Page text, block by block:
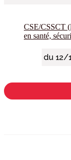
CSE/CSSCT
en santé,